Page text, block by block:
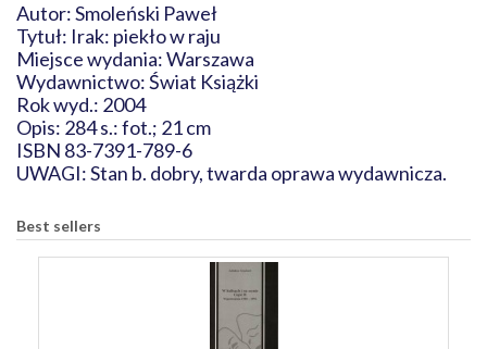
Autor: Smoleński Paweł
Tytuł: Irak: piekło w raju
Miejsce wydania: Warszawa
Wydawnictwo: Świat Książki
Rok wyd.: 2004
Opis: 284 s.: fot.; 21 cm
ISBN 83-7391-789-6
UWAGI: Stan b. dobry, twarda oprawa wydawnicza.
Best sellers